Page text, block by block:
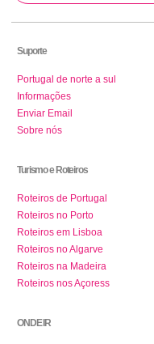
Suporte
Portugal de norte a sul
Informações
Enviar Email
Sobre nós
Turismo e Roteiros
Roteiros de Portugal
Roteiros no Porto
Roteiros em Lisboa
Roteiros no Algarve
Roteiros na Madeira
Roteiros nos Açoress
ONDE IR